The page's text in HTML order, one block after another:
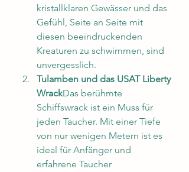
kristallklaren Gewässer und das
Gefühl, Seite an Seite mit
diesen beeindruckenden
Kreaturen zu schwimmen, sind
unvergesslich.
Tulamben und das USAT Liberty
WrackDas berühmte
Schiffswrack ist ein Muss für
jeden Taucher. Mit einer Tiefe
von nur wenigen Metern ist es
ideal für Anfänger und
erfahrene Taucher